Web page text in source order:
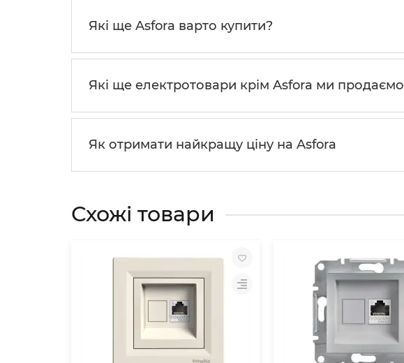
Які ще Asfora варто купити?
Які ще електротовари крім Asfora ми продаємо
Як отримати найкращу ціну на Asfora
Схожі товари